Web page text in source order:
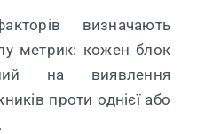
визначають
метрик: кожен блок
на виявлення
проти однієї або